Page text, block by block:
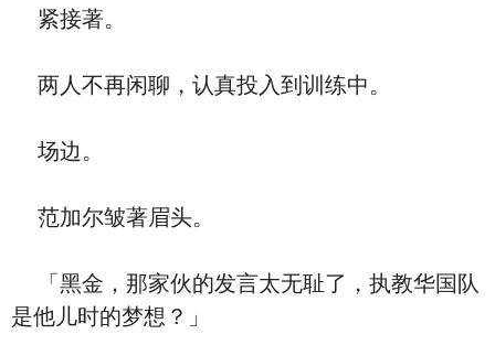
紧接著。
两人不再闲聊，认真投入到训练中。
场边。
范加尔皱著眉头。
「黑金，那家伙的发言太无耻了，执教华国队
是他儿时的梦想？」